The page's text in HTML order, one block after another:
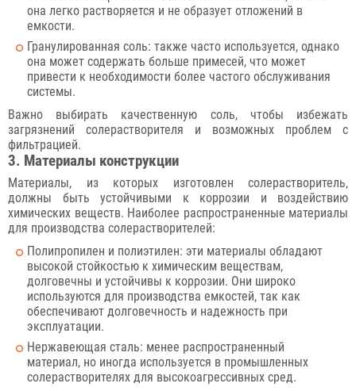
она легко растворяется и не образует отложений в
емкости.
Гранулированная соль: также часто используется, однако
она может содержать больше примесей, что может
привести к необходимости более частого обслуживания
системы.
Важно выбирать качественную соль, чтобы избежать
загрязнений солерастворителя и возможных проблем с
фильтрацией.
3. Материалы конструкции
Материалы, из которых изготовлен солерастворитель,
должны быть устойчивыми к коррозии и воздействию
химических веществ. Наиболее распространенные материалы
для производства солерастворителей:
Полипропилен и полиэтилен: эти материалы обладают
высокой стойкостью к химическим веществам,
долговечны и устойчивы к коррозии. Они широко
используются для производства емкостей, так как
обеспечивают долговечность и надежность при
эксплуатации.
Нержавеющая сталь: менее распространенный
материал, но иногда используется в промышленных
солерастворителях для высокоагрессивных сред.